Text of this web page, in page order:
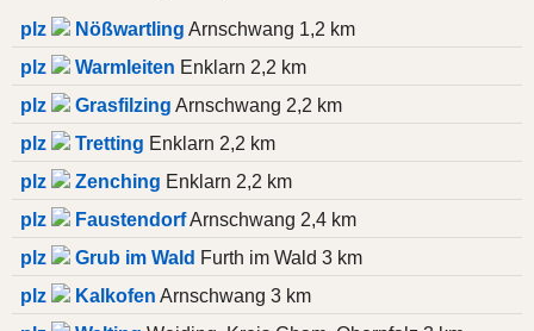
plz Nößwartling Arnschwang 1,2 km
plz
Warmleiten Enklarn 2,2 km
plz
Grasfilzing Arnschwang 2,2 km
plz
Tretting Enklarn 2,2 km
plz
Zenching Enklarn 2,2 km
plz
FaustendorfArnschwang 2,4 km
plz
Grub im Wald Furth im Wald 3 km
plz
Kalkofen Arnschwang 3 km